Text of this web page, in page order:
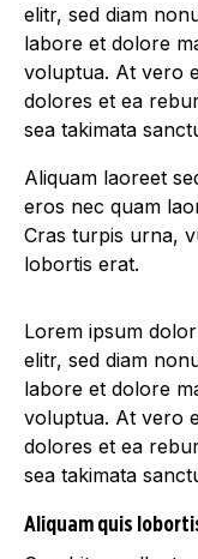
elitr, sed diam
labore et dolore
voluptua. At vero
dolores et ea
sea takimata
Aliquam laoreet
eros nec quam
Cras turpis urna,
lobortis erat.
Lorem ipsum
elitr, sed diam
labore et dolore
voluptua. At vero
dolores et ea
sea takimata
Aliquam quis